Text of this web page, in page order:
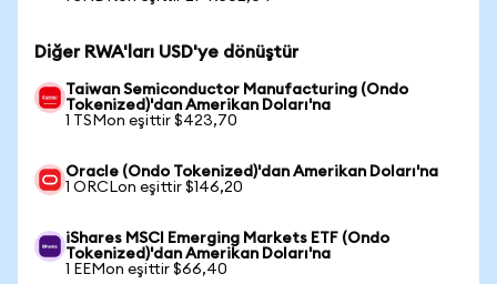
Diğer RWA'ları USD'ye dönüştür
Taiwan Semiconductor Manufacturing (Ondo
Tokenized)'dan Amerikan Doları'na
1 TSMon eşittir $423,70
Oracle (Ondo Tokenized)'dan Amerikan Doları'na
1 ORCLon eşittir $146,20
iShares MSCI Emerging Markets ETF (Ondo
Tokenized)'dan Amerikan Doları'na
1 EEMon eşittir $66,40